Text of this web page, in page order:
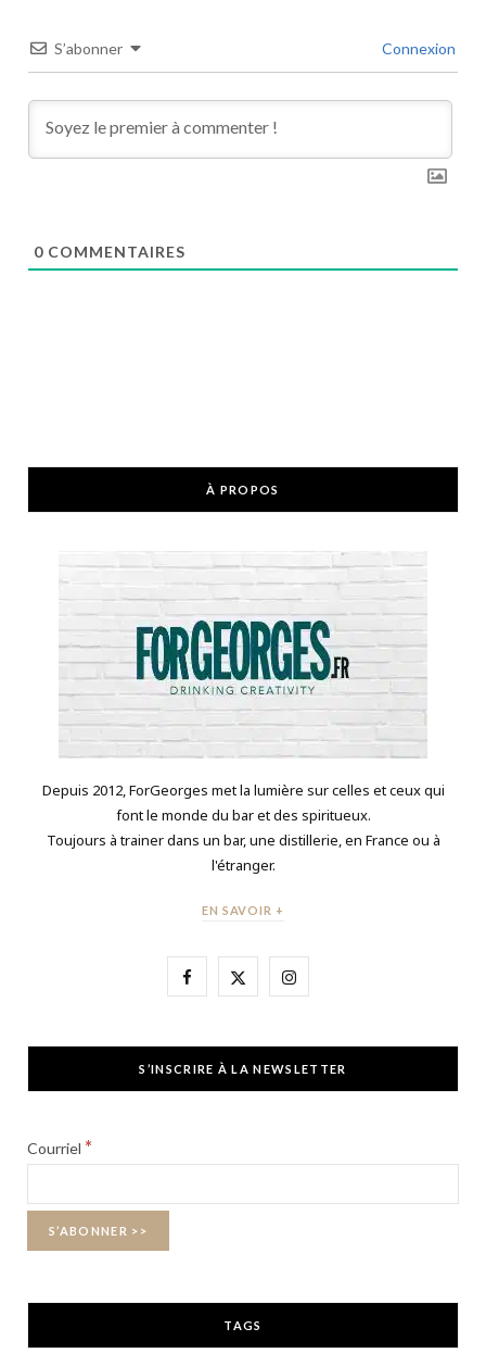
S’abonner Connexion
0 COMMENTAIRES
À PROPOS
Depuis 2012, ForGeorges met la lumière sur celles et ceux qui
font le monde du bar et des spiritueux.
Toujours à trainer dans un bar, une distillerie, en France ou à
l'étranger.
EN SAVOIR +
F
e
X
w
I
t
S’INSCRIRE À LA NEWSLETTER
Courriel *
TAGS